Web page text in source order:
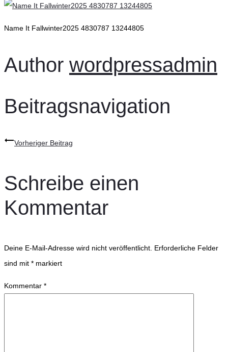
Name It Fallwinter2025 4830787 13244805
Author wordpressadmin
Beitragsnavigation
Vorheriger Beitrag
Schreibe einen
Kommentar
Deine E-Mail-Adresse wird nicht veröffentlicht. Erforderliche Felder
sind mit * markiert
Kommentar *